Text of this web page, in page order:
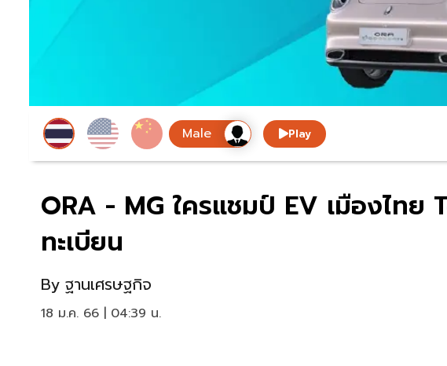
Play
ORA - MG ใครแชมป์ EV เมืองไทย
ทะเบียน
By ฐานเศรษฐกิจ
18 ม.ค. 66 | 04:39 น.